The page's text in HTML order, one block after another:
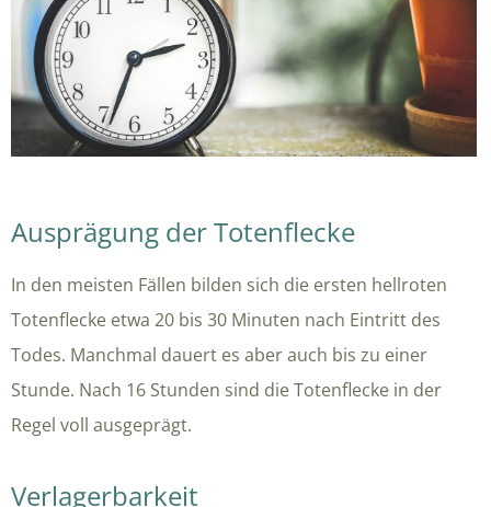
Ausprägung der Totenflecke
In den meisten Fällen bilden sich die ersten hellroten
Totenflecke etwa 20 bis 30 Minuten nach Eintritt des
Todes. Manchmal dauert es aber auch bis zu einer
Stunde. Nach 16 Stunden sind die Totenflecke in der
Regel voll ausgeprägt.
Verlagerbarkeit